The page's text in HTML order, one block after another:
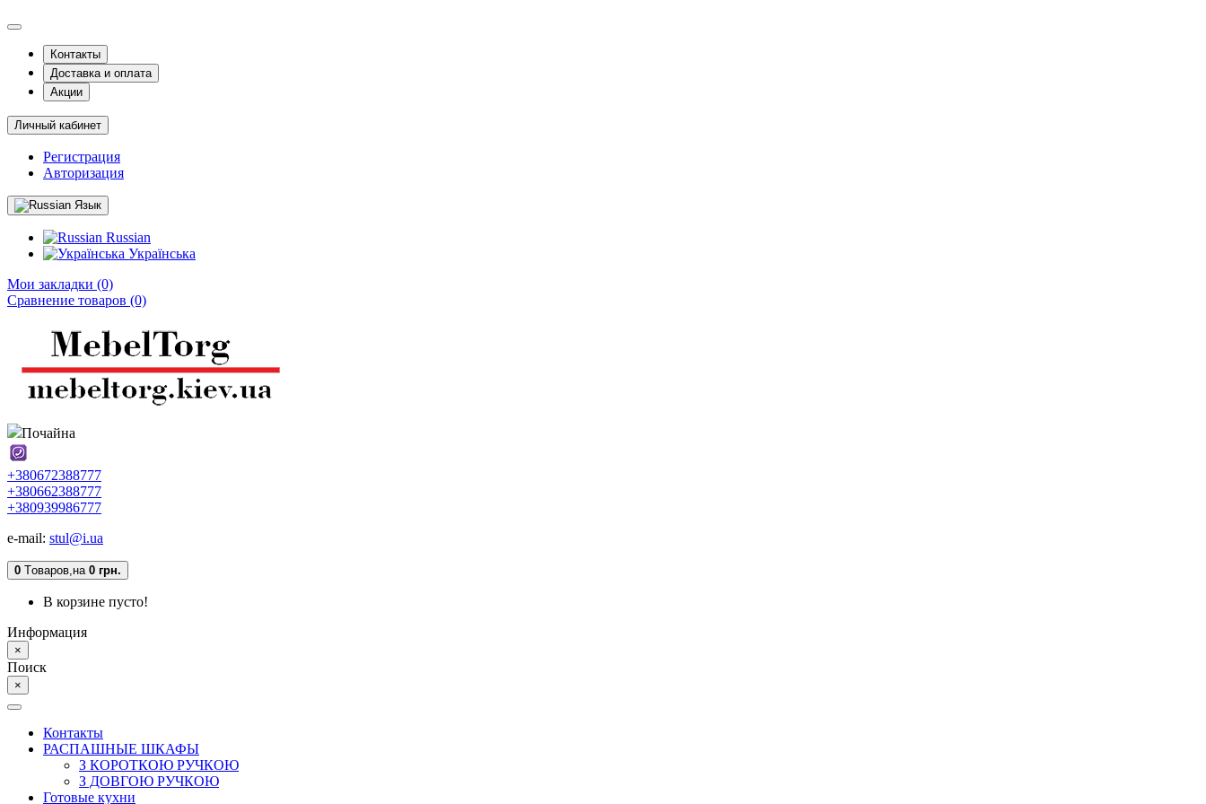
Контакты
Доставка и оплата
Акции
Личный кабинет
Регистрация
Авторизация
Язык
Russian
Українська
Мои закладки (0)
Сравнение товаров (0)
Почайна
+380672388777
+380662388777
+380939986777
e-mail: stul@i.ua
0 Tоваров,на 0 грн.
В корзине пусто!
Информация
×
Поиск
×
Контакты
РАСПАШНЫЕ ШКАФЫ
З КОРОТКОЮ РУЧКОЮ
З ДОВГОЮ РУЧКОЮ
Готовые кухни